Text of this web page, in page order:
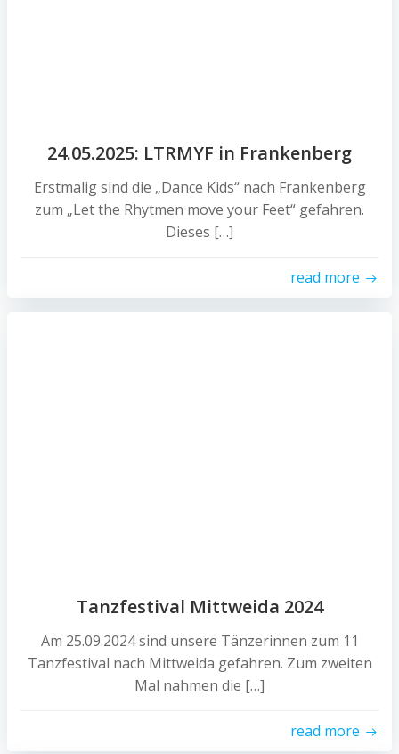
24.05.2025: LTRMYF in Frankenberg
Erstmalig sind die „Dance Kids“ nach Frankenberg
zum „Let the Rhytmen move your Feet“ gefahren.
Dieses […]
read more
Tanzfestival Mittweida 2024
Am 25.09.2024 sind unsere Tänzerinnen zum 11
Tanzfestival nach Mittweida gefahren. Zum zweiten
Mal nahmen die […]
read more